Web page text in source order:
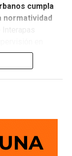
cumpla
normatividad
que buscan
y drenaje.